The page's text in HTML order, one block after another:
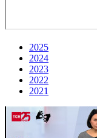
2025
2024
2023
2022
2021